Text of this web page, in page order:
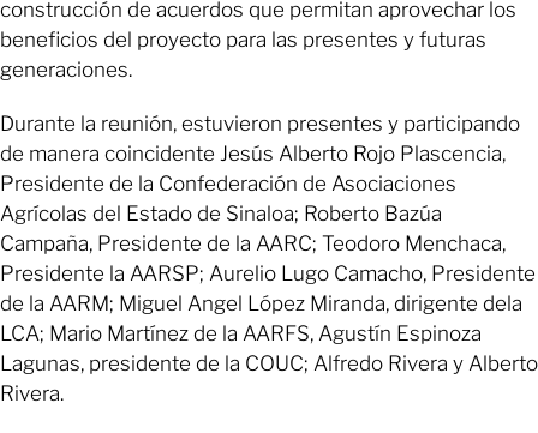
construcción de acuerdos que permitan aprovechar los
beneficios del proyecto para las presentes y futuras
generaciones.
Durante la reunión, estuvieron presentes y participando
de manera coincidente Jesús Alberto Rojo Plascencia,
Presidente de la Confederación de Asociaciones
Agrícolas del Estado de Sinaloa; Roberto Bazúa
Campaña, Presidente de la AARC; Teodoro Menchaca,
Presidente la AARSP; Aurelio Lugo Camacho, Presidente
de la AARM; Miguel Angel López Miranda, dirigente dela
LCA; Mario Martínez de la AARFS, Agustín Espinoza
Lagunas, presidente de la COUC; Alfredo Rivera y Alberto
Rivera.